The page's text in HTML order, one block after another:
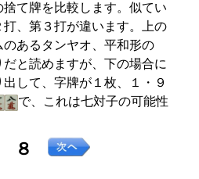
て牌を比較します。似てい
打、第３打が違います。上の
あるタンヤオ、平和形の
と読めますが、下の場合に
して、字牌が１枚、１・９
で、これは七対子の可能性
８